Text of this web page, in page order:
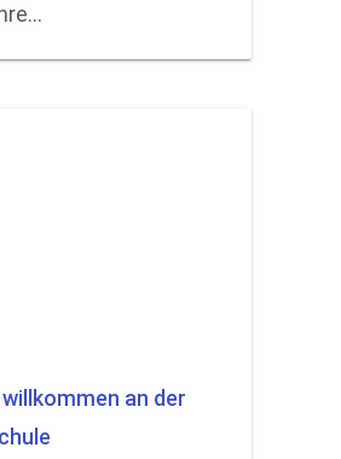
an der